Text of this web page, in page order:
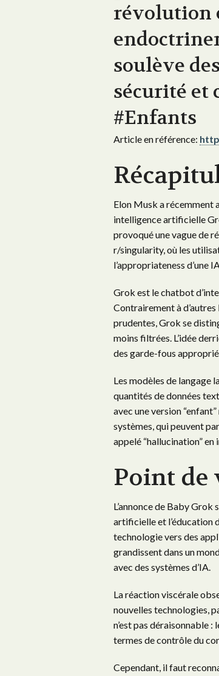
révolution
soulève
sécurité et
#Enfants
Article en référence:
Elon Musk a récemment
intelligence artificielle
provoqué une vague de
r/singularity, où les
l’appropriateness d’une
Grok est le chatbot
Contrairement à
prudentes, Grok se
moins filtrées. L’idée
des garde-fous
Les modèles de langage
quantités de données
avec une version
systèmes, qui peuvent
appelé “hallucination”
Point de
L’annonce de Baby
artificielle et l’éducation
technologie vers des
grandissent dans un
avec des systèmes d’IA.
La réaction viscérale
nouvelles technologies,
n’est pas déraisonnable
termes de contrôle du
Cependant, il faut